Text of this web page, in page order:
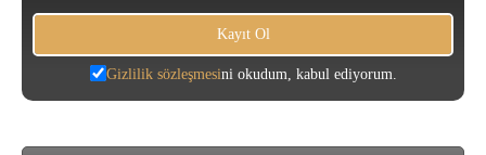
Gizlilik sözleşmesini okudum, kabul ediyorum.